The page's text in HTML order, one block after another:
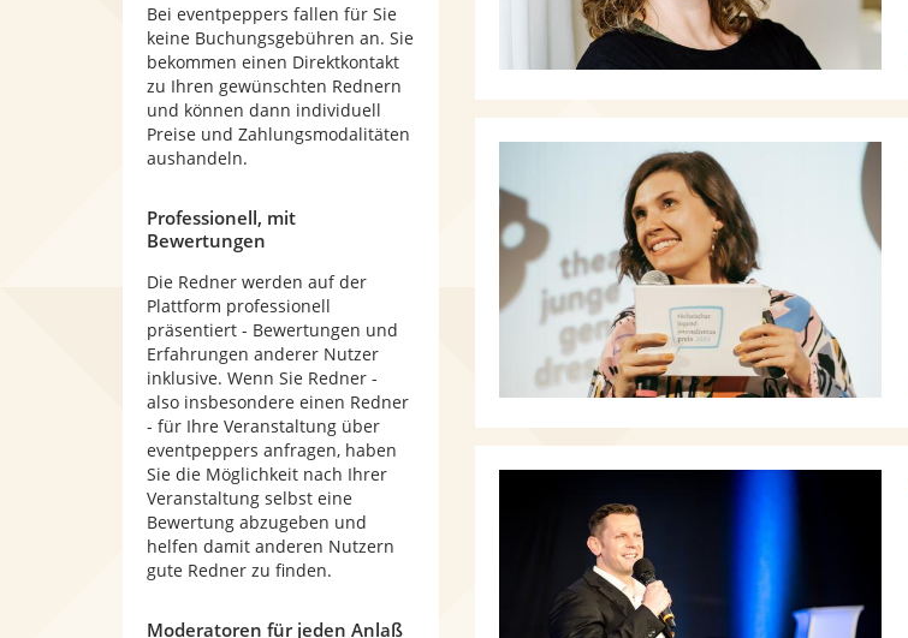
Bei eventpeppers fallen für Sie
keine Buchungsgebühren an. Sie
bekommen einen Direktkontakt
zu Ihren gewünschten Rednern
und können dann individuell
Preise und Zahlungsmodalitäten
aushandeln.
Professionell, mit
Bewertungen
Die Redner werden auf der
Plattform professionell
präsentiert - Bewertungen und
Erfahrungen anderer Nutzer
inklusive. Wenn Sie Redner -
also insbesondere einen Redner
- für Ihre Veranstaltung über
eventpeppers anfragen, haben
Sie die Möglichkeit nach Ihrer
Veranstaltung selbst eine
Bewertung abzugeben und
helfen damit anderen Nutzern
gute Redner zu finden.
Moderatoren für jeden Anlaß